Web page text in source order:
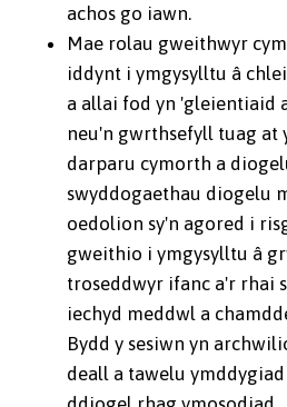
achos go iawn.
Mae rolau gweithwyr
iddynt i ymgysylltu â
a allai fod yn 'gleientiaid
neu'n gwrthsefyll tuag at
darparu cymorth a
swyddogaethau diogelu
oedolion sy'n agored i
gweithio i ymgysylltu â
troseddwyr ifanc a'r rhai
iechyd meddwl a
Bydd y sesiwn yn
deall a tawelu